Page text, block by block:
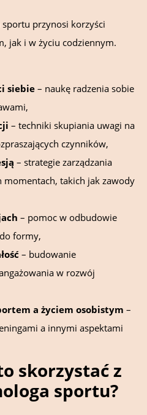
sportu przynosi korzyści
jak i w życiu codziennym.
siebie – naukę radzenia sobie
– techniki skupiania uwagi na
czynników,
– strategie zarządzania
momentach, takich jak zawody
– pomoc w odbudowie
formy,
– budowanie
w rozwój
a życiem osobistym –
a innymi aspektami
skorzystać z
sportu?